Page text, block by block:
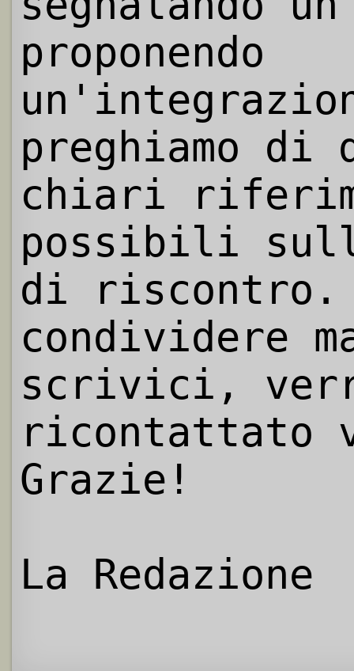
proponendo
preghiamo
chiari
possibili
di riscontro.
condividere
scrivici,
ricontattato
Grazie!
La Redazione